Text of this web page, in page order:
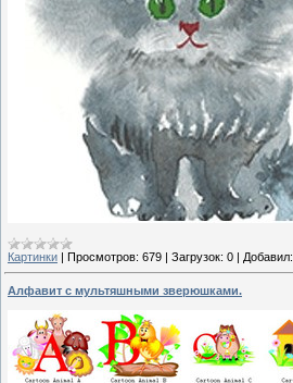
Картинки | Просмотров: 679 | Загрузок: 0 | Добавил:
Алфавит с мультяшными зверюшками.